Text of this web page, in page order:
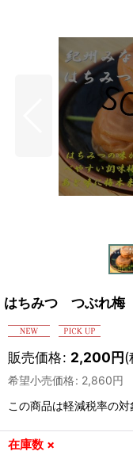
はちみつ つぶれ
販売価格: 2,200円(
希望小売価格: 2,860円
この商品は軽減税率の対
在庫数 ×